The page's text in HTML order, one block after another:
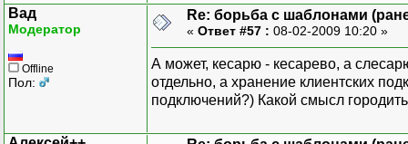
Вад
Модератор
Offline
Пол:
Re: борьба с шаблонами
« Ответ #57 : 08-02-2009 10:20 »
А может, кесарю - кесарево, а
отдельно, а хранение клиентских
подключений?) Какой смысл